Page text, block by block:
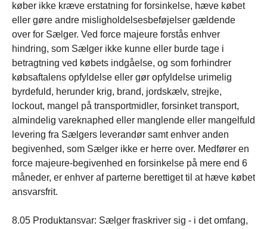
køber ikke kræve erstatning for forsinkelse, hæve købet
eller gøre andre misligholdelsesbeføjelser gældende
over for Sælger. Ved force majeure forstås enhver
hindring, som Sælger ikke kunne eller burde tage i
betragtning ved købets indgåelse, og som forhindrer
købsaftalens opfyldelse eller gør opfyldelse urimelig
byrdefuld, herunder krig, brand, jordskælv, strejke,
lockout, mangel på transportmidler, forsinket transport,
almindelig vareknaphed eller manglende eller mangelfuld
levering fra Sælgers leverandør samt enhver anden
begivenhed, som Sælger ikke er herre over. Medfører en
force majeure-begivenhed en forsinkelse på mere end 6
måneder, er enhver af parterne berettiget til at hæve købet
ansvarsfrit.
8.05 Produktansvar: Sælger fraskriver sig - i det omfang,